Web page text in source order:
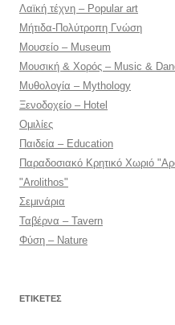
Λαϊκή τέχνη – Popular art
Μήτιδα-Πολύτροπη Γνώση
Μουσείο – Museum
Μουσική & Χορός – Music &
Μυθολογία – Mythology
Ξενοδοχείο – Hotel
Ομιλίες
Παιδεία – Education
Παραδοσιακό Κρητικό Χωριό
"Arolithos"
Σεμινάρια
Ταβέρνα – Tavern
Φύση – Nature
ΕΤΙΚΈΤΕΣ